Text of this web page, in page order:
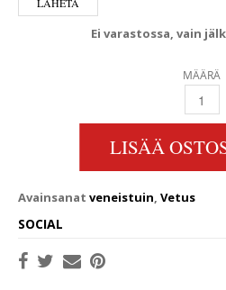
Ei varastossa, vain
MÄÄRÄ
DRIVER
LISÄÄ
Avainsanat veneistuin, Vetus
SOCIAL